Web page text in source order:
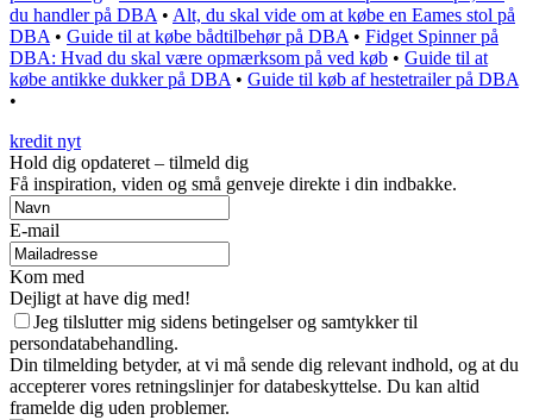
du handler på DBA • Alt, du skal vide om at købe en Eames stol på
DBA • Guide til at købe bådtilbehør på DBA • Fidget Spinner på
DBA: Hvad du skal være opmærksom på ved køb • Guide til at
købe antikke dukker på DBA • Guide til køb af hestetrailer på DBA
•
kredit nyt
Hold dig opdateret – tilmeld dig
Få inspiration, viden og små genveje direkte i din indbakke.
E-mail
Kom med
Dejligt at have dig med!
Jeg tilslutter mig sidens betingelser og samtykker til
persondatabehandling.
Din tilmelding betyder, at vi må sende dig relevant indhold, og at du
accepterer vores retningslinjer for databeskyttelse. Du kan altid
framelde dig uden problemer.